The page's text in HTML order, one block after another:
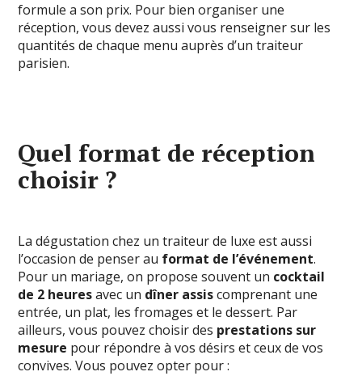
formule a son prix. Pour bien organiser une
réception, vous devez aussi vous renseigner sur les
quantités de chaque menu auprès d’un traiteur
parisien.
Quel format de réception
choisir ?
La dégustation chez un traiteur de luxe est aussi
l’occasion de penser au format de l’événement.
Pour un mariage, on propose souvent un cocktail
de 2 heuresavec un dîner assiscomprenant une
entrée, un plat, les fromages et le dessert. Par
ailleurs, vous pouvez choisir des prestations sur
mesure pour répondre à vos désirs et ceux de vos
convives. Vous pouvez opter pour :